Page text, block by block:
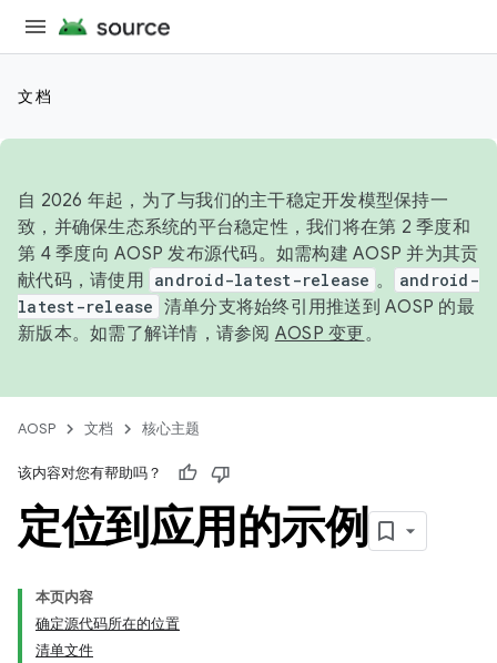
文档
自 2026 年起，为了与我们的主干稳定开发模型保持一
致，并确保生态系统的平台稳定性，我们将在第 2 季度和
第 4 季度向 AOSP 发布源代码。如需构建 AOSP 并为其贡
献代码，请使用 android-latest-release 。
android-
latest-release 清单分支将始终引用推送到 AOSP 的最
新版本。如需了解详情，请参阅 AOSP 变更。
AOSP 文档 核心主题
该内容对您有帮助吗？
定位到应用的示例
本页内容
确定源代码所在的位置
清单文件